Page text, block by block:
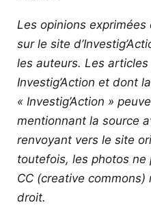
Les opinions
sur le site
les auteurs. Les
Investig’Action et dont
« Investig’Action »
mentionnant la source
renvoyant vers le site
toutefois, les photos
CC (creative
droit.